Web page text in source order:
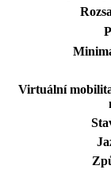
Virtuální